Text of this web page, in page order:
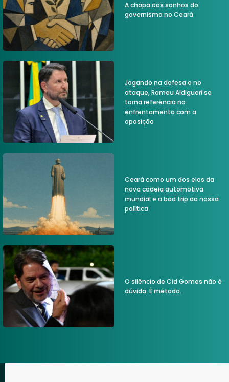
A chapa dos sonhos do
governismo no Ceará
Jogando na defesa e no
ataque, Romeu Aldigueri se
torna referência no
enfrentamento com a
oposição
Ceará como um dos elos da
nova cadeia automotiva
mundial e a bad trip da nossa
política
O silêncio de Cid Gomes não é
dúvida. É método.